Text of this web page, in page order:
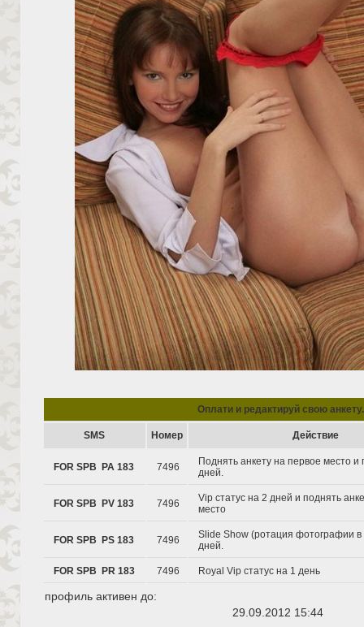
Oплати и редактируй свою анкету.
SMS Hомер Действие
FOR SPB PA 183 7496
Поднять анкету на первое место и
дней.
FOR SPB PV 183 7496
Vip статус на 2 дней и поднять
место
FOR SPB PS 183 7496
Slide Show (ротация фотографии в
дней.
FOR SPB PR 183 7496 Royal Vip статус на 1 день
профиль активен до:
29.09.2012 15:44